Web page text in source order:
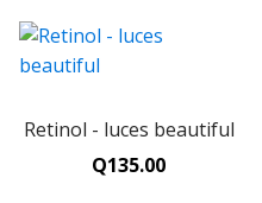
Retinol - luces beautiful
Q135.00
cejas ultra fino 03